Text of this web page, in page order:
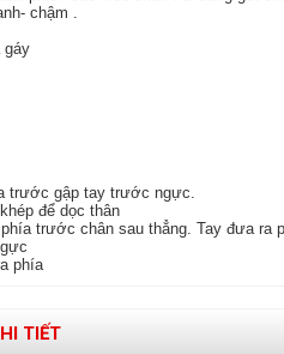
chậm .
gáy
trước gập tay trước ngực.
để dọc thân
trước chân sau thẳng. Tay đưa ra
phía
TIẾT